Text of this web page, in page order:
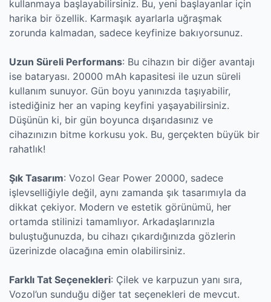
kullanmaya başlayabilirsiniz. Bu, yeni başlayanlar için
harika bir özellik. Karmaşık ayarlarla uğraşmak
zorunda kalmadan, sadece keyfinize bakıyorsunuz.
Uzun Süreli Performans: Bu cihazın bir diğer avantajı
ise bataryası. 20000 mAh kapasitesi ile uzun süreli
kullanım sunuyor. Gün boyu yanınızda taşıyabilir,
istediğiniz her an vaping keyfini yaşayabilirsiniz.
Düşünün ki, bir gün boyunca dışarıdasınız ve
cihazınızın bitme korkusu yok. Bu, gerçekten büyük bir
rahatlık!
Şık Tasarım: Vozol Gear Power 20000, sadece
işlevselliğiyle değil, aynı zamanda şık tasarımıyla da
dikkat çekiyor. Modern ve estetik görünümü, her
ortamda stilinizi tamamlıyor. Arkadaşlarınızla
buluştuğunuzda, bu cihazı çıkardığınızda gözlerin
üzerinizde olacağına emin olabilirsiniz.
Farklı Tat Seçenekleri: Çilek ve karpuzun yanı sıra,
Vozol’un sunduğu diğer tat seçenekleri de mevcut.